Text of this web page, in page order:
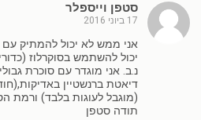
סטפן וייספלר
17 ביוני 2016
אני ממש לא יכול להמתיק עם
יכול להשתמש בסוקרלוז
נ.ב. אני מוגדר עם סוכרת
דיאטת ברנשטיין
(מוגבל לעוגות בלבד) ורמת הסוכר
תודה סטפן